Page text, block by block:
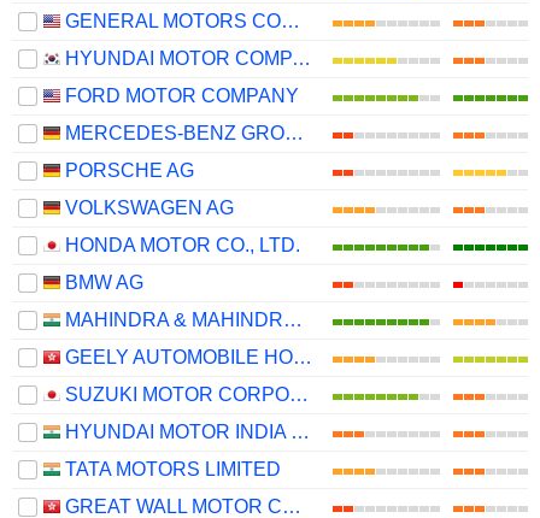
GENERAL MOTORS COMPANY
HYUNDAI MOTOR COMPANY
FORD MOTOR COMPANY
MERCEDES-BENZ GROUP AG
PORSCHE AG
VOLKSWAGEN AG
HONDA MOTOR CO., LTD.
BMW AG
MAHINDRA & MAHINDRA LIMITED
GEELY AUTOMOBILE HOLDINGS LIMITED
SUZUKI MOTOR CORPORATION
HYUNDAI MOTOR INDIA LIMITED
TATA MOTORS LIMITED
GREAT WALL MOTOR COMPANY LIMITED